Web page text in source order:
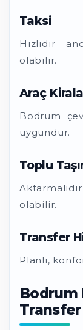
Taksi
Hızlıdır
olabilir.
Araç
Bodrum
uygundur.
Toplu
olabilir.
Transfer
Planlı,
Bodrum